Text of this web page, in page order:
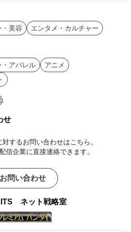
・美容
エンタメ・カルチャー
・アパレル
アニメ
せ
するお問い合わせはこちら。
信企業に直接連絡できます。
お問い合わせ
ネット戦略室